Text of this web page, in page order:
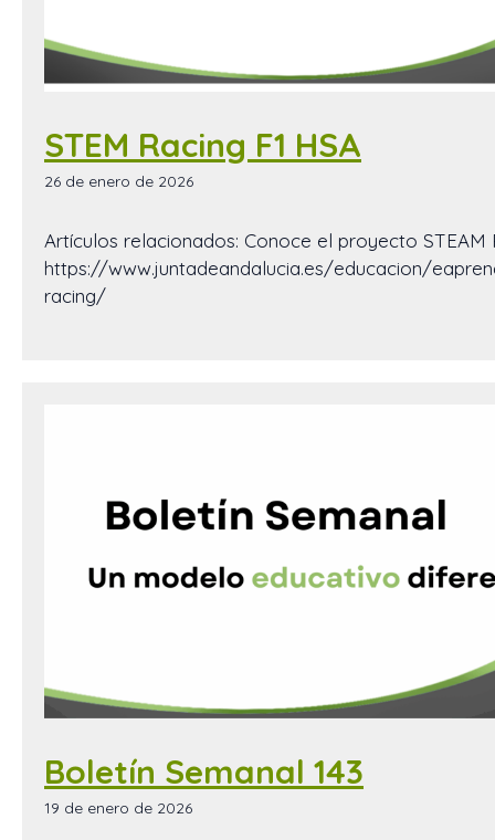
STEM Racing F1 HSA
26 de enero de 2026
Artículos relacionados: Conoce el proyecto STEAM
https://www.juntadeandalucia.es/educacion/
racing/
Boletín Semanal 143
19 de enero de 2026